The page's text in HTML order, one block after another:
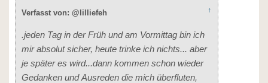
Verfasst von: @lilliefeh ↑
.jeden Tag in der Früh und am Vormittag bin ich
mir absolut sicher, heute trinke ich nichts... aber
je später es wird...dann kommen schon wieder
Gedanken und Ausreden die mich überfluten,